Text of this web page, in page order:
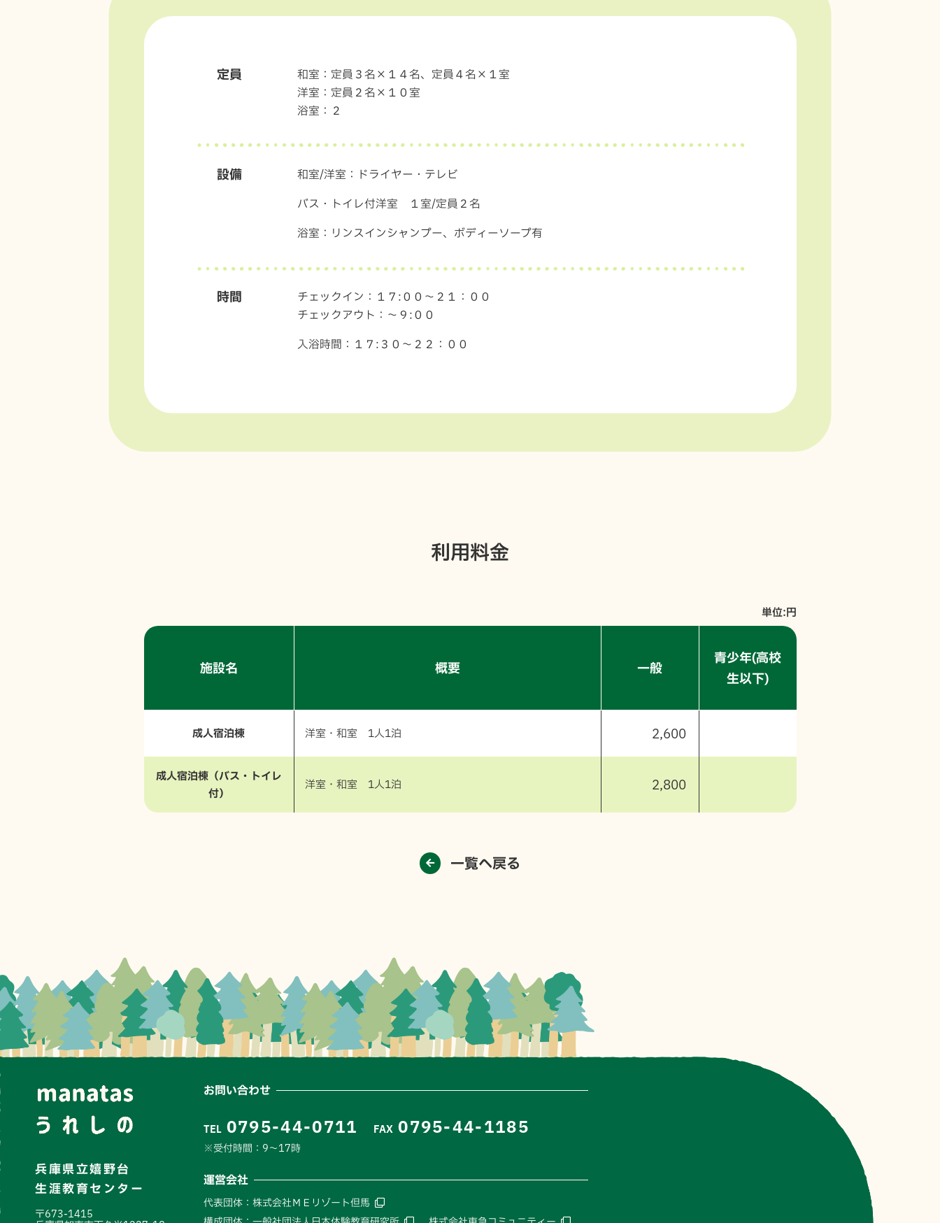
定員
和室：定員３名×１４名、定員４名×１室
洋室：定員２名×１０室
浴室：２
設備 和室/洋室：ドライヤー・テレビ
バス・トイレ付洋室 １室/定員２名
浴室：リンスインシャンプー、ボディーソープ有
時間
チェックイン：１７:００～２１：００
チェックアウト：～９:００
入浴時間：１７:３０～２２：００
利用料金
単位:円
施設名 概要 一般
青少年(高校
生以下)
成人宿泊棟 洋室・和室 1人1泊 2,600
成人宿泊棟（バス・トイレ
付）
洋室・和室 1人1泊 2,800
一覧へ戻る
兵庫県立嬉野台
生涯教育センター
〒673-1415
お問い合わせ
TEL 0795-44-0711 FAX 0795-44-1185
※受付時間：9〜17時
運営会社
代表団体：株式会社ＭＥリゾート但馬